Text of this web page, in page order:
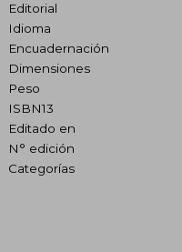
Editorial
Idioma
Encuadernación
Dimensiones
Peso
ISBN13
Editado en
N° edición
Categorías